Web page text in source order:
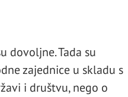
dovoljne. Tada su
zajednice u skladu s
i društvu, nego o